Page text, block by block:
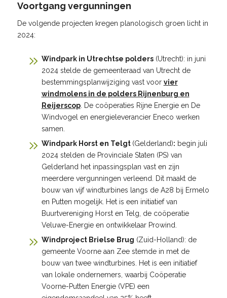
Voortgang vergunningen
De volgende projecten kregen planologisch groen licht in
2024:
Windpark in Utrechtse polders(Utrecht): in juni
2024 stelde de gemeenteraad van Utrecht de
bestemmingsplanwijziging vast voor vier
windmolens in de polders Rijnenburg en
Reijerscop. De coöperaties Rijne Energie en De
Windvogel en energieleverancier Eneco werken
samen.
Windpark Horst en Telgt (Gelderland): begin juli
2024 stelden de Provinciale Staten (PS) van
Gelderland het inpassingsplan vast en zijn
meerdere vergunningen verleend. Dit maakt de
bouw van vijf windturbines langs de A28 bij Ermelo
en Putten mogelijk. Het is een initiatief van
Buurtvereniging Horst en Telg, de coöperatie
Veluwe-Energie en ontwikkelaar Prowind.
Windproject Brielse Brug (Zuid-Holland): de
gemeente Voorne aan Zee stemde in met de
bouw van twee windturbines. Het is een initiatief
van lokale ondernemers, waarbij Coöperatie
Voorne-Putten Energie (VPE) een